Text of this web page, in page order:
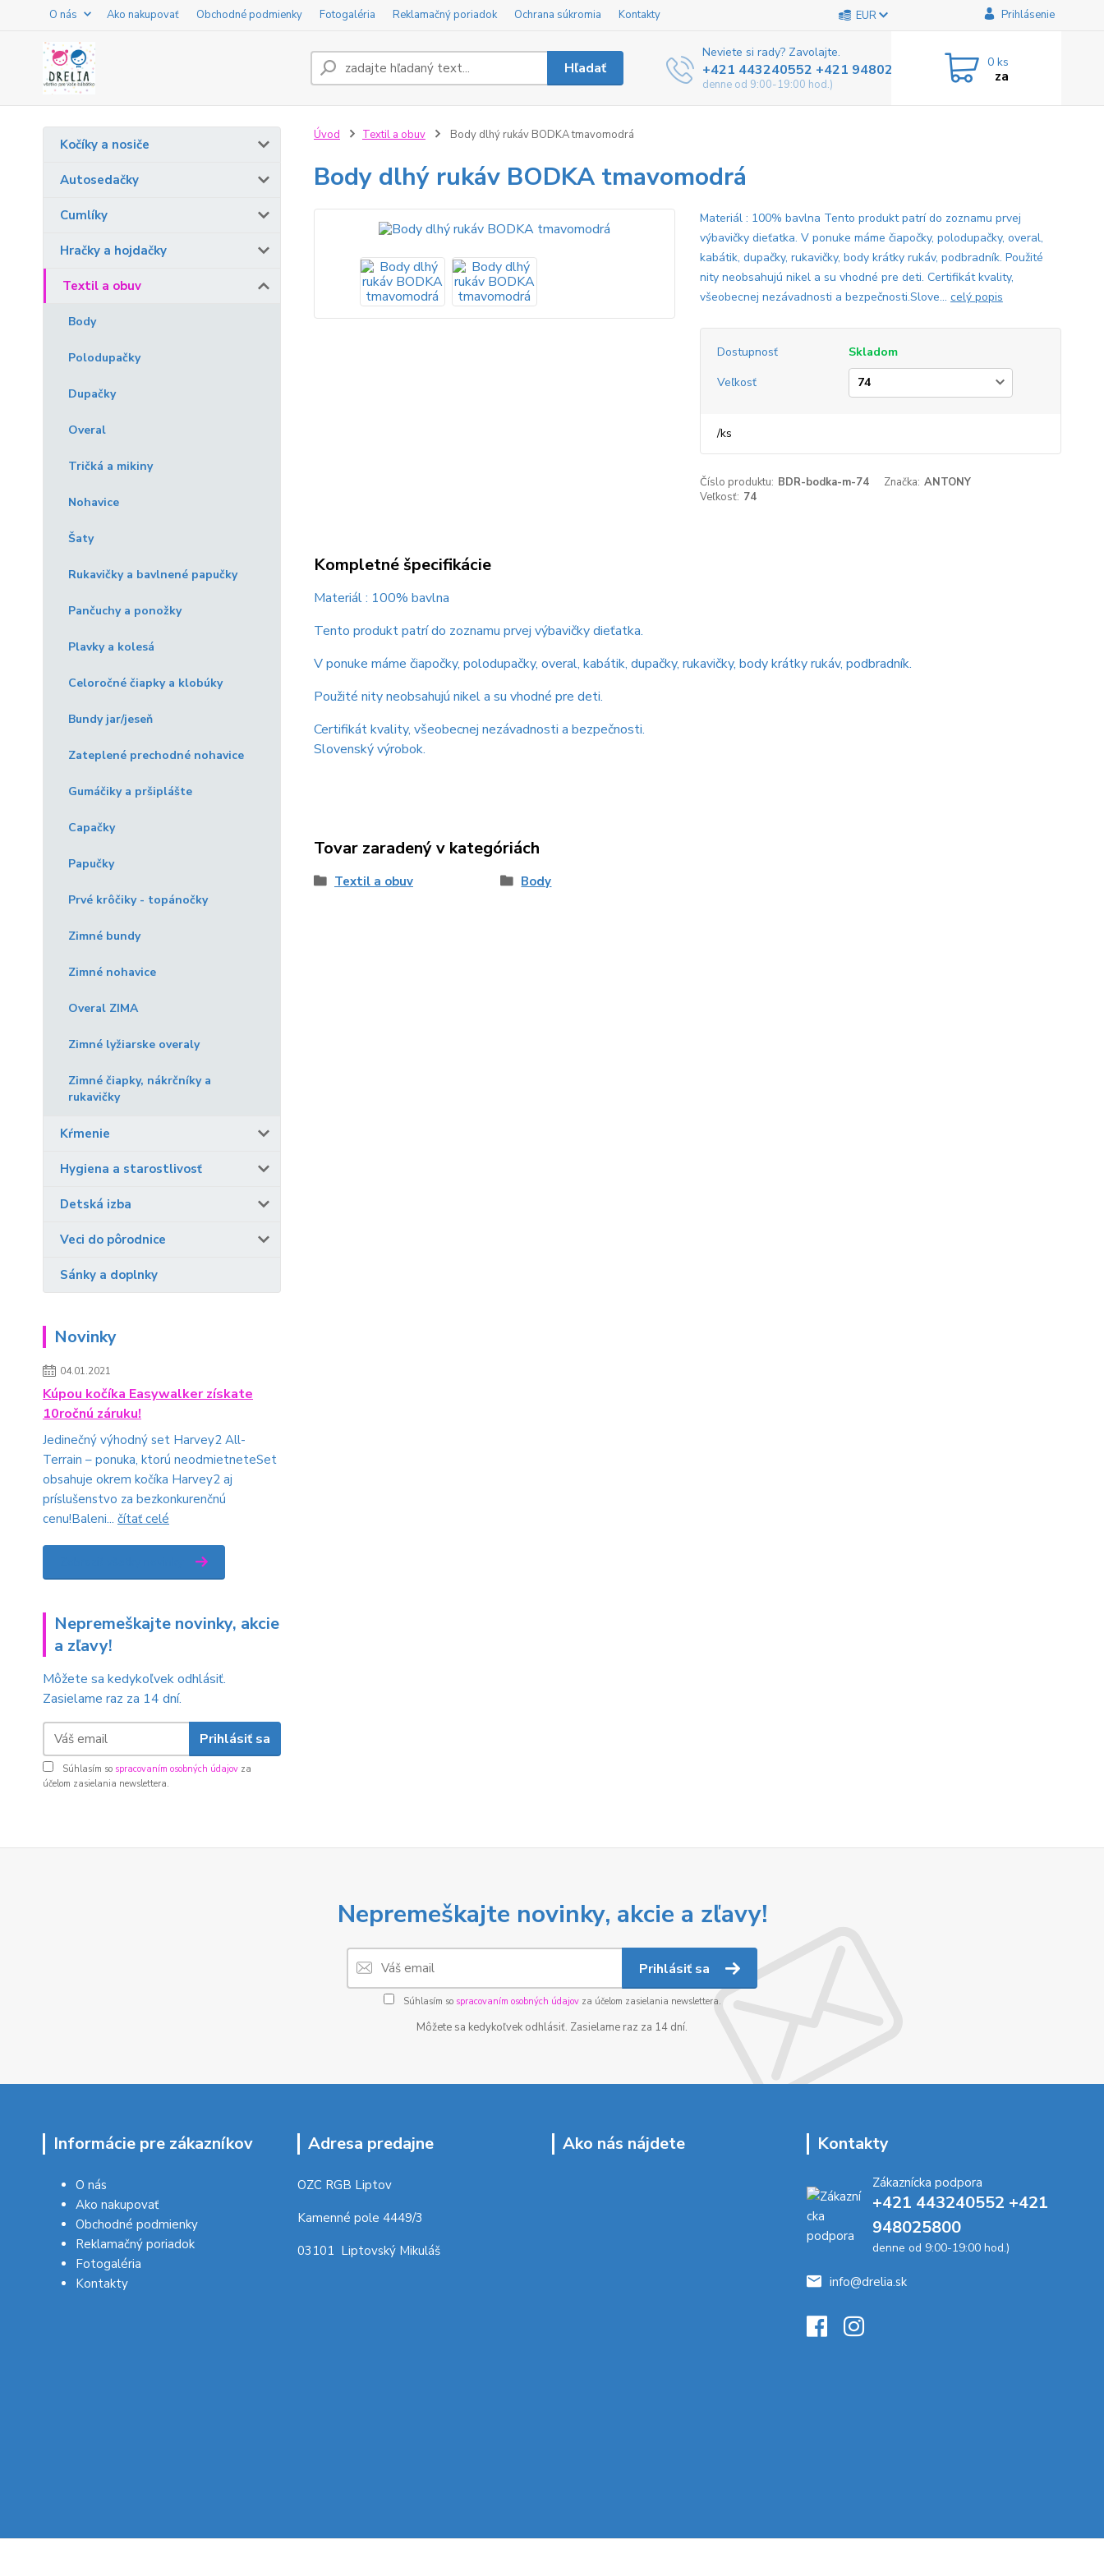
O nás Ako nakupovať Obchodné podmienky Fotogaléria Reklamačný poriadok Ochrana súkromia Kontakty EUR Prihlásenie
Hľadať
Neviete si rady? Zavolajte.
+421 443240552 +421 948025800
denne od 9:00-19:00 hod.)
0 ks
za
Kočíky a nosiče
Autosedačky
Cumlíky
Hračky a hojdačky
Textil a obuv
Body
Polodupačky
Dupačky
Overal
Tričká a mikiny
Nohavice
Šaty
Rukavičky a bavlnené papučky
Pančuchy a ponožky
Plavky a kolesá
Celoročné čiapky a klobúky
Bundy jar/jeseň
Zateplené prechodné nohavice
Gumáčiky a pršiplášte
Capačky
Papučky
Prvé krôčiky - topánočky
Zimné bundy
Zimné nohavice
Overal ZIMA
Zimné lyžiarske overaly
Zimné čiapky, nákrčníky a
rukavičky
Kŕmenie
Hygiena a starostlivosť
Detská izba
Veci do pôrodnice
Sánky a doplnky
Novinky
04.01.2021
Kúpou kočíka Easywalker získate
10ročnú záruku!
Jedinečný výhodný set Harvey2 All-
Terrain – ponuka, ktorú neodmietneteSet
obsahuje okrem kočíka Harvey2 aj
príslušenstvo za bezkonkurenčnú
cenu!Baleni... čítať celé
Nepremeškajte novinky, akcie
a zľavy!
Môžete sa kedykoľvek odhlásiť.
Zasielame raz za 14 dní.
Prihlásiť sa
Súhlasím so spracovaním osobných údajov za
účelom zasielania newslettera.
Úvod Textil a obuv Body dlhý rukáv BODKA tmavomodrá
Body dlhý rukáv BODKA tmavomodrá
Materiál : 100% bavlna Tento produkt patrí do zoznamu prvej
výbavičky dieťatka. V ponuke máme čiapočky, polodupačky, overal,
kabátik, dupačky, rukavičky, body krátky rukáv, podbradník. Použité
nity neobsahujú nikel a su vhodné pre deti. Certifikát kvality,
všeobecnej nezávadnosti a bezpečnosti.Slove... celý popis
Dostupnosť
Skladom
Veľkosť
/ks
Číslo produktu: BDR-bodka-m-74 Značka: ANTONY
Veľkosť: 74
Kompletné špecifikácie
Materiál : 100% bavlna
Tento produkt patrí do zoznamu prvej výbavičky dieťatka.
V ponuke máme čiapočky, polodupačky, overal, kabátik, dupačky, rukavičky, body krátky rukáv, podbradník.
Použité nity neobsahujú nikel a su vhodné pre deti.
Certifikát kvality, všeobecnej nezávadnosti a bezpečnosti.
Slovenský výrobok.
Tovar zaradený v kategóriách
Textil a obuv Body
Nepremeškajte novinky, akcie a zľavy!
Prihlásiť sa
Súhlasím so spracovaním osobných údajovza účelom zasielania newslettera.
Môžete sa kedykoľvek odhlásiť. Zasielame raz za 14 dní.
Informácie pre zákazníkov
O nás
Ako nakupovať
Obchodné podmienky
Reklamačný poriadok
Fotogaléria
Kontakty
Adresa predajne
OZC RGB Liptov
Kamenné pole 4449/3
03101 Liptovský Mikuláš
Ako nás nájdete Kontakty
Zákaznícka podpora
+421 443240552 +421
948025800
denne od 9:00-19:00 hod.)
info@drelia.sk